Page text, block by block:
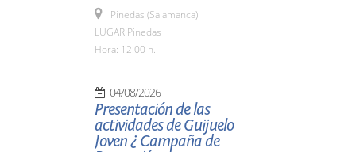
Pinedas (Salamanca)
LUGAR Pinedas
Hora: 12:00 h.
04/08/2026
Presentación de las
actividades de Guijuelo
Joven ¿ Campaña de